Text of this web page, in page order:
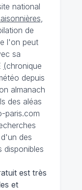
national
de
l'on peut
sa
(chronique
depuis
almanach
des aléas
paris.com
des
disponibles
est très
et